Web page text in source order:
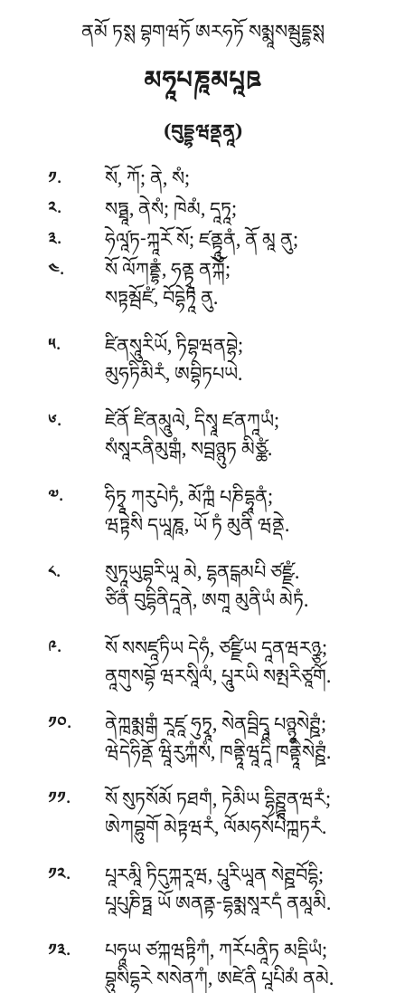
ནམོ ཏསྶ བྷགཝཏོ ཨརཧཏོ སམྨཱསམྦུདྡྷསྶ
མཧཱཔཎཱམཔཱཋ
(བུདྡྷཝནྡནཱ)
༡. སོ, ཀོ; ནེ, སཾ;
༢. སཏྠཱ, ནེསཾ; ཁེམཾ, དཱཏཱ;
༣. ཧེལཱ༹ཏ-ཀྐཱརོ སོ; ཛནྟཱུནཾ, ནོ མཱ ནུ;
༤. སོ ལོཀནྡྷཾ, ཧནྟྭཱ ནཀྐོ;
སཏྟམྦོཛཾ, བོདྷེཏཱ ནུ.
༥. ཛིནསཱུརིཡོ, ཏིབྷཝནབྷེ;
མུཧཏིམིརཾ, ཨབྷིཏཔཡེ.
༦. ཛེནོ ཛིནམཱུལེ, དིསྭཱ ཛནཀཱཡཾ;
སཾསཱརནིམུགྒཾ, སབྦཉྙུཏ མིཙྪཾ.
༧. ཧིཏྭཱ ཀརུཔེཏཾ, མོཀྑཾ པཎིདྷཱནཾ;
ཝཏྟེསི དཡཱཎཱ, ཡོ ཏཾ མུནི ཝནྡེ.
༨. སུཏཱཡུབྷརིཡཱ མེ, དྷནངྒམཔི ཙཛྫཾ.
ཙིནཾ བུདྷིནིདཱནེ, ཨགཱ མུནིཡཾ མེཏཾ.
༩. སོ སསཛཱཏིཡ དེཧཾ, ཙཛྫིཡ དཱནཝརཉྩ;
ནཱགུསབྷོ ཝརསཱིལཾ, པཱུརཡི སམྤརིཙཱགོ.
༡༠. ནེཀྑམྨགྒཾ རཱཛཱ ཧུཏྭཱ, སེནབྦིདྭཱ པཉྙཱསེཊྛཾ;
ཝེདེཧིནྡོ ཝཱིརུཀྐཾསཾ, ཁནྟཱིཝཱདཱི ཁནྟཱིསེཊྛཾ.
༡༡. སོ སུཏསོམོ ཏཐགཾ, ཏེམིཡ དྷིཊྛཱནཝརཾ;
ཨེཀབྷུགོ མེཏྟཝརཾ, ལོམཧསོཔེཀྑཏརཾ.
༡༢. པཱརམཱིཏིདུཀྐརཱཝ, པཱུརིཡཱན སེཊྛབོདྷི;
པཱཔུཎིཏྠ ཡོ ཨནནྟ-དྷམྨསཱརདཾ ནམཱམི.
༡༣. པཧཱཡ ཙཀྐཝཏྟིཀཾ, ཀརོཔནཱིཏ མདྡིཡཾ;